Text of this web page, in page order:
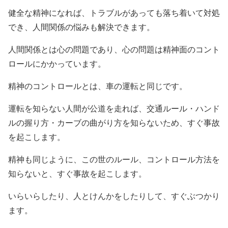
健全な精神になれば、トラブルがあっても落ち着いて対処
でき、人間関係の悩みも解決できます。
人間関係とは心の問題であり、心の問題は精神面のコント
ロールにかかっています。
精神のコントロールとは、車の運転と同じです。
運転を知らない人間が公道を走れば、交通ルール・ハンド
ルの握り方・カーブの曲がり方を知らないため、すぐ事故
を起こします。
精神も同じように、この世のルール、コントロール方法を
知らないと、すぐ事故を起こします。
いらいらしたり、人とけんかをしたりして、すぐぶつかり
ます。